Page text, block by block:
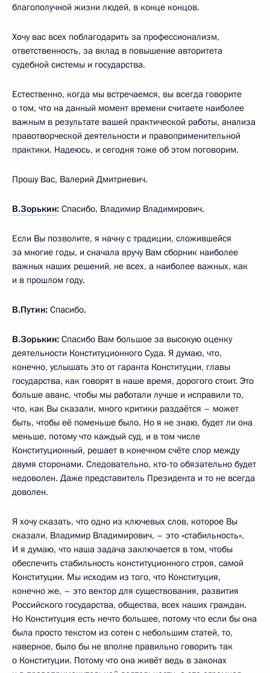
благополучной жизни людей, в конце концов.
Хочу вас всех поблагодарить за профессионализм,
ответственность, за вклад в повышение авторитета
судебной системы и государства.
Естественно, когда мы встречаемся, вы всегда говорите
о том, что на данный момент времени считаете наиболее
важным в результате вашей практической работы, анализа
правотворческой деятельности и правоприменительной
практики. Надеюсь, и сегодня тоже об этом поговорим.
Прошу Вас, Валерий Дмитриевич.
В.Зорькин: Спасибо, Владимир Владимирович.
Если Вы позволите, я начну с традиции, сложившейся
за многие годы, и сначала вручу Вам сборник наиболее
важных наших решений, не всех, а наиболее важных, как
и в прошлом году.
В.Путин: Спасибо.
В.Зорькин: Спасибо Вам большое за высокую оценку
деятельности Конституционного Суда. Я думаю, что,
конечно, услышать это от гаранта Конституции, главы
государства, как говорят в наше время, дорогого стоит. Это
больше аванс, чтобы мы работали лучше и исправили то,
что, как Вы сказали, много критики раздаётся – может
быть, чтобы её поменьше было. Но я не знаю, будет ли она
меньше, потому что каждый суд, и в том числе
Конституционный, решает в конечном счёте спор между
двумя сторонами. Следовательно, кто-то обязательно будет
недоволен. Даже представитель Президента и то не всегда
доволен.
Я хочу сказать, что одно из ключевых слов, которое Вы
сказали, Владимир Владимирович, – это «стабильность».
И я думаю, что наша задача заключается в том, чтобы
обеспечить стабильность конституционного строя, самой
Конституции. Мы исходим из того, что Конституция,
конечно же, – это вектор для существования, развития
Российского государства, общества, всех наших граждан.
Но Конституция есть нечто большее, потому что если бы она
была просто текстом из сотен с небольшим статей, то,
наверное, было бы не вполне правильно говорить так
о Конституции. Потому что она живёт ведь в законах